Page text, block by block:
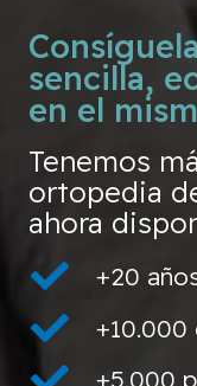
sencilla,
en el
Tenemos
ortopedia
ahora
+20
+5.000